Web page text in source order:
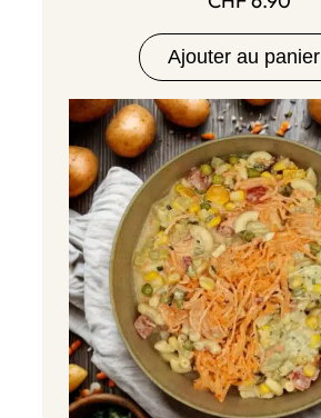
Ajouter au panier